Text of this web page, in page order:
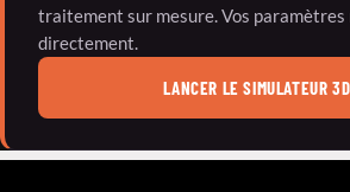
traitement sur mesure. Vos paramètres
directement.
LANCER LE SIMULATEUR 3D